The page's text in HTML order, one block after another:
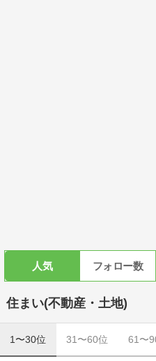
人気 フォロー数
住まい(不動産・土地)
1〜30位 31〜60位 61〜